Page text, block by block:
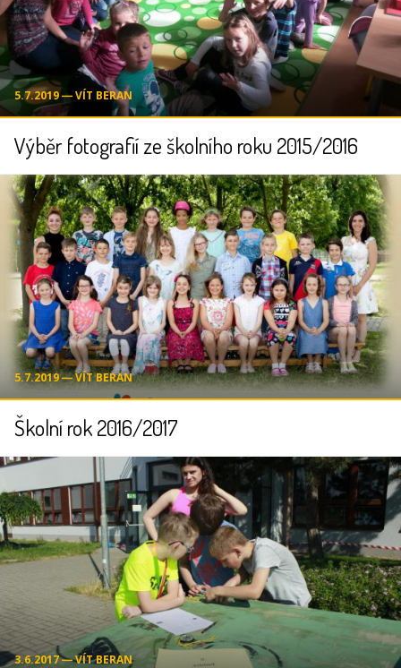
5.7.2019 ― VÍT BERAN
Výběr fotografií ze školního roku 2015/2016
5.7.2019 ― VÍT BERAN
Školní rok 2016/2017
3.6.2017 ― VÍT BERAN